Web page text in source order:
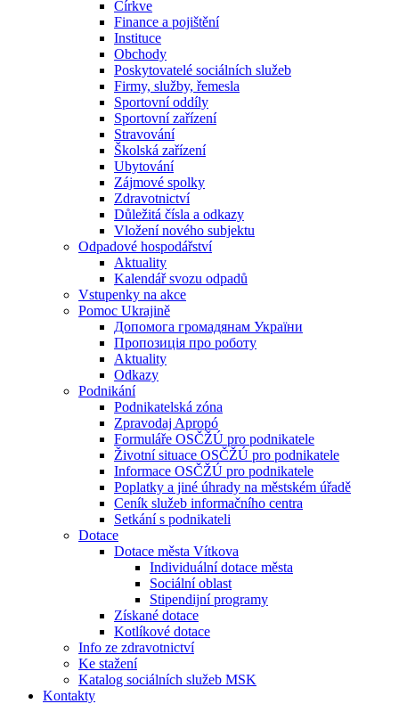
Církve
Finance a pojištění
Instituce
Obchody
Poskytovatelé sociálních služeb
Firmy, služby, řemesla
Sportovní oddíly
Sportovní zařízení
Stravování
Školská zařízení
Ubytování
Zájmové spolky
Zdravotnictví
Důležitá čísla a odkazy
Vložení nového subjektu
Odpadové hospodářství
Aktuality
Kalendář svozu odpadů
Vstupenky na akce
Pomoc Ukrajině
Допомога громадянам України
Пропозиція про роботу
Aktuality
Odkazy
Podnikání
Podnikatelská zóna
Zpravodaj Apropó
Formuláře OSČŽÚ pro podnikatele
Životní situace OSČŽÚ pro podnikatele
Informace OSČŽÚ pro podnikatele
Poplatky a jiné úhrady na městském úřadě
Ceník služeb informačního centra
Setkání s podnikateli
Dotace
Dotace města Vítkova
Individuální dotace města
Sociální oblast
Stipendijní programy
Získané dotace
Kotlíkové dotace
Info ze zdravotnictví
Ke stažení
Katalog sociálních služeb MSK
Kontakty